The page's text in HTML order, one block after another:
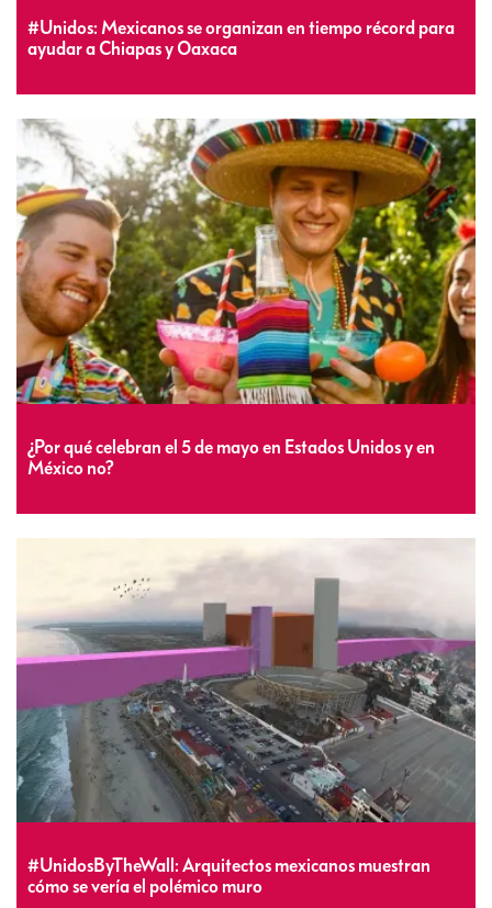
#Unidos: Mexicanos se organizan en tiempo récord para
ayudar a Chiapas y Oaxaca
¿Por qué celebran el 5 de mayo en Estados Unidos y en
México no?
#UnidosByTheWall: Arquitectos mexicanos muestran
cómo se vería el polémico muro